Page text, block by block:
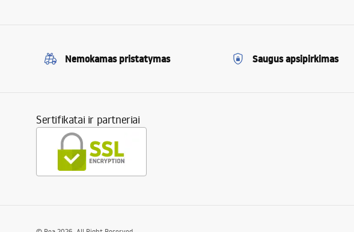
Nemokamas pristatymas Saugus apsipirkimas
Sertifikatai ir partneriai